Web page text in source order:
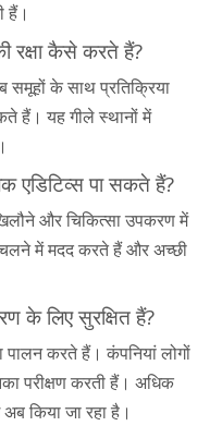
हैं।
रक्षा कैसे करते हैं?
समूहों के साथ प्रतिक्रिया
हैं। यह गीले स्थानों में
एडिटिव्स पा सकते हैं?
और चिकित्सा उपकरण में
में मदद करते हैं और अच्छी
के लिए सुरक्षित हैं?
करते हैं। कंपनियां लोगों
परीक्षण करती हैं। अधिक
किया जा रहा है।